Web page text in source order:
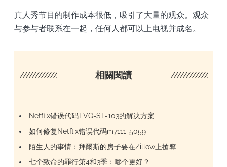
真人秀节目的制作成本很低，吸引了大量的观众。观众
与参与者联系在一起，任何人都可以上电视并成名。
//////////////////// 相關閱讀
Netflix错误代码TVQ-ST-103的解决方案
如何修复Netflix错误代码m7111-5059
陌生人的事情：拜爾斯的房子要在Zillow上搶奪
七个致命的罪行第4和3季：哪个更好？